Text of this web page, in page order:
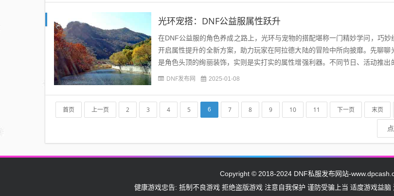
光环宠搭：DNF公益服属性跃升
在DNF公益服的角色养成之路上，光环与宠物的搭配堪称一门精妙学问，巧妙
开启属性提升的全新方案，助力玩家在阿拉德大陆的冒险中所向披靡。先聊聊
是角色头顶的绚丽装饰，实则是实打实的属性增强利器。不同节日、活动推出
有千秋。有的着重提升基础四维属性，力量、智力、体力、...
DNF发布网 2025-01-08
首页 上一页 2 3 4 5 6 7 8 9 10 11 下一页 末页
Copyright © 2018-2024 DNF私服发布网站-
健康游戏忠告: 抵制不良游戏 拒绝盗版游戏 注意自我保护 谨防受骗上当 适度游戏益